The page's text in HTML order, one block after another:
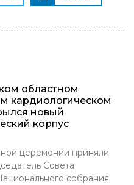
областном
кардиологическом
новый
корпус
церемонии приняли
Совета
собрания